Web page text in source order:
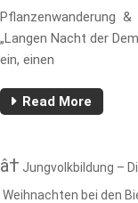
Pflanzenwanderung
„Langen Nacht der
ein, einen
Read More
Jungvolkbildung –
Weihnachten bei den